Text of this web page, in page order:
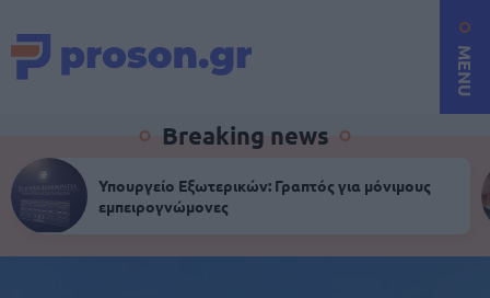
MENU
Breaking news
Υπουργείο Εξωτερικών: Γραπτός για μόνιμους
εμπειρογνώμονες